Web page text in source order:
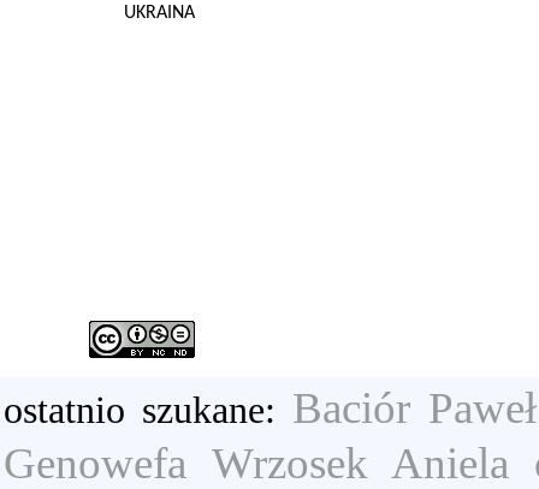
UKRAINA
ostatnio szukane: Baciór Paweł
Genowefa Wrzosek Aniela